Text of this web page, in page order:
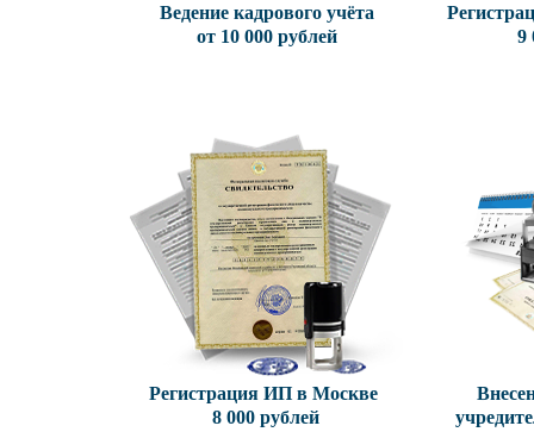
Ведение кадрового учёта
от 10 000 рублей
9
Регистрация ИП в Москве
8 000 рублей